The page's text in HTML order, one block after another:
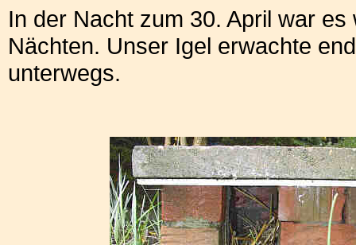
In der Nacht zum 30. April war
Nächten. Unser Igel erwachte
unterwegs.